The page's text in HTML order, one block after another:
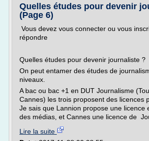
Quelles études pour devenir
(Page 6)
Vous devez vous connecter ou vous
répondre
Quelles études pour devenir journaliste ?
On peut entamer des études de
niveaux.
A bac ou bac +1 en DUT Journalisme
Cannes) les trois proposent des licences
Je sais que Lannion propose une licence
des médias, et Cannes une licence de
Lire la suite